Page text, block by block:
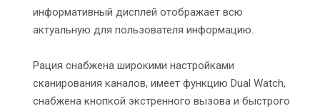
информативный дисплей отображает всю
актуальную для пользователя информацию.
Рация снабжена широкими настройками
сканирования каналов, имеет функцию Dual Watch,
снабжена кнопкой экстренного вызова и быстрого